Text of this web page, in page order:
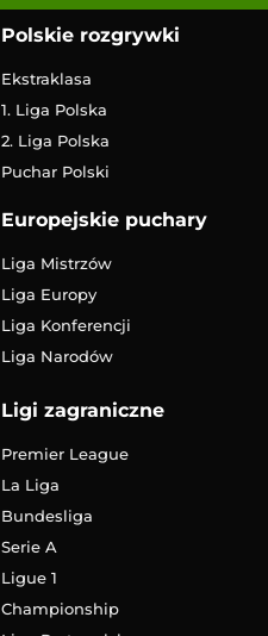
Polskie rozgrywki
Ekstraklasa
1. Liga Polska
2. Liga Polska
Puchar Polski
Europejskie puchary
Liga Mistrzów
Liga Europy
Liga Konferencji
Liga Narodów
Ligi zagraniczne
Premier League
La Liga
Bundesliga
Serie A
Ligue 1
Championship